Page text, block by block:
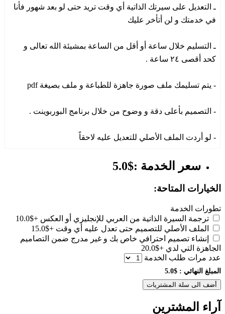
ـ التعديل على سيرتك الذاتية أي وقت تريد حتى لو بعد شهور فأنا
في خدمتك و لن أتأخر عليك
ـ التسليم خلال ساعة أو أقل من الساعة بمشيئة الله تعالى و
كحد أقصى ٢٤ ساعة .
- يتم تسليمك ملف صورة جاهزة للطباعة و ملف بصيغة pdf
- التصميم بأعلى دقة و وضوح من خلال برنامج البوربوينت .
- لو أردت الملف الأصلي للتعديل عليه لاحقاً
سعر الخدمة :$5.0
الخيارات المتاحة:
تطورات الخدمة
ترجمة السيرة الذاتية من العربي للإنجليزي أو العكس +$10.0
الملف الأصلي للتصميم حتى تعدل عليه أي وقت +$15.0
إنشاء تصميم احترافي خاص بك و غير مدرج ضمن التصاميم
الجاهزة التي لدي +$20.0
عدد مرات طلب الخدمة
المبلغ النهائي : $5.0
أضف الى سلة المشتريات
آراء المشترين